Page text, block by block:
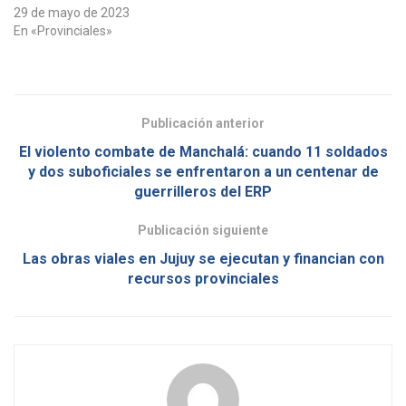
29 de mayo de 2023
En «Provinciales»
Publicación anterior
El violento combate de Manchalá: cuando 11 soldados
y dos suboficiales se enfrentaron a un centenar de
guerrilleros del ERP
Publicación siguiente
Las obras viales en Jujuy se ejecutan y financian con
recursos provinciales